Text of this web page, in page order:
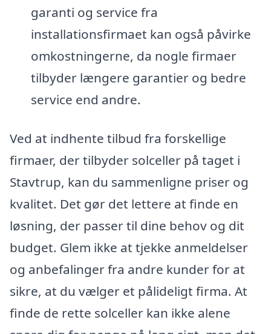
garanti og service fra
installationsfirmaet kan også påvirke
omkostningerne, da nogle firmaer
tilbyder længere garantier og bedre
service end andre.
Ved at indhente tilbud fra forskellige
firmaer, der tilbyder solceller på taget i
Stavtrup, kan du sammenligne priser og
kvalitet. Det gør det lettere at finde en
løsning, der passer til dine behov og dit
budget. Glem ikke at tjekke anmeldelser
og anbefalinger fra andre kunder for at
sikre, at du vælger et pålideligt firma. At
finde de rette solceller kan ikke alene